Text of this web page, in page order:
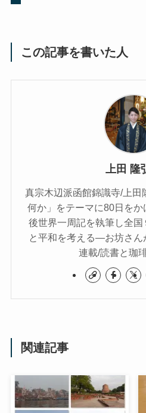
この記事を書いた人
上田
真宗木辺派函館錦識寺/上田
何か」をテーマに80日を
後世界一周記を執筆し全
と平和を考える―お坊さん
連載/読書と珈
関連記事